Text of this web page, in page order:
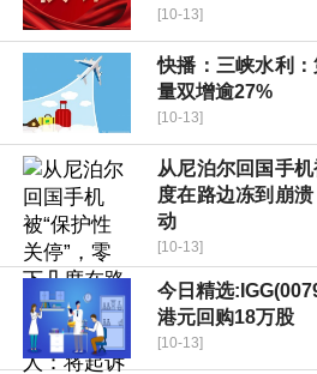
[10-13]
快播：三峡水利
量双增逾27%
[10-13]
从尼泊尔回国手
度在路边冻到崩
动
[10-13]
今日精选
港元回购18万股
[10-13]